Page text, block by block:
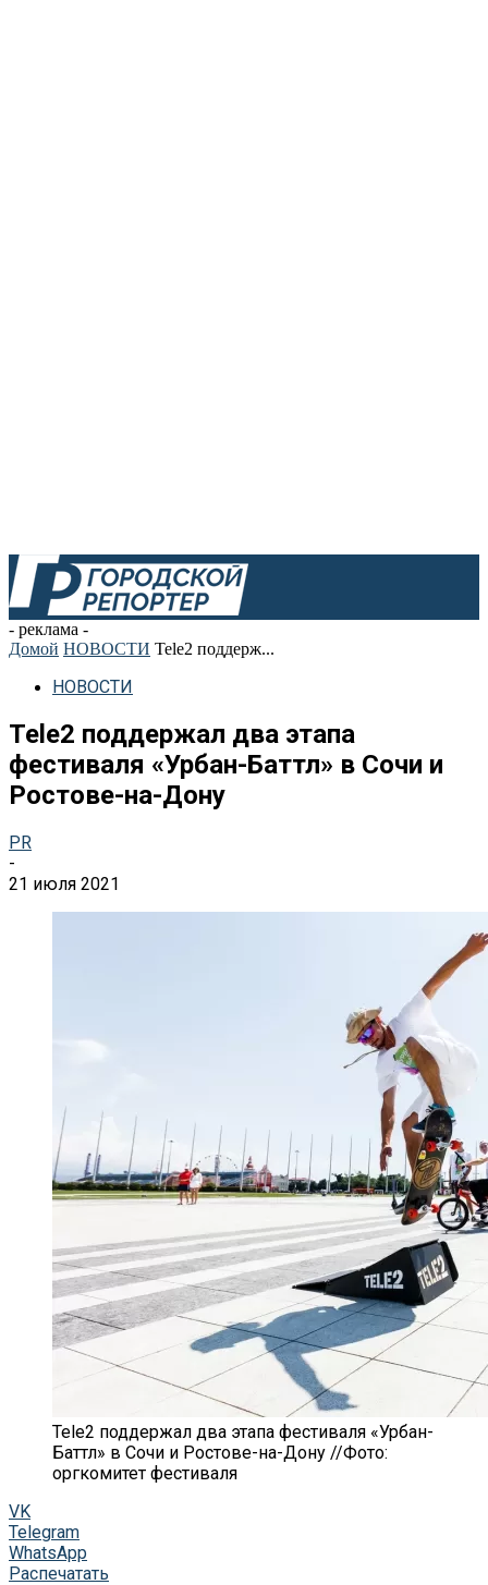
- реклама -
Домой НОВОСТИ Tele2 поддерж...
НОВОСТИ
Tele2 поддержал два этапа
фестиваля «Урбан-Баттл» в Сочи и
Ростове-на-Дону
PR
-
21 июля 2021
Tele2 поддержал два этапа фестиваля «Урбан-
Баттл» в Сочи и Ростове-на-Дону //Фото:
оргкомитет фестиваля
VK
Telegram
WhatsApp
Распечатать